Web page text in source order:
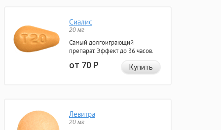
Сиалис
20 мг
Самый долгоиграющий
препарат. Эффект до 36 часов.
от 70Р Купить
Левитра
20 мг